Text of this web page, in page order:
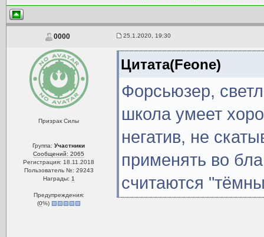
0000 25.1.2020, 19:30
Призрак Силы
Группа:Участники
Сообщений: 2065
Регистрация: 18.11.2018
Пользователь №: 29243
Награды: 1
Предупреждения:
(0%)
Цитата(Feone)
Форсьюзер,
школа умеет
негатив, не
применять во
считаются